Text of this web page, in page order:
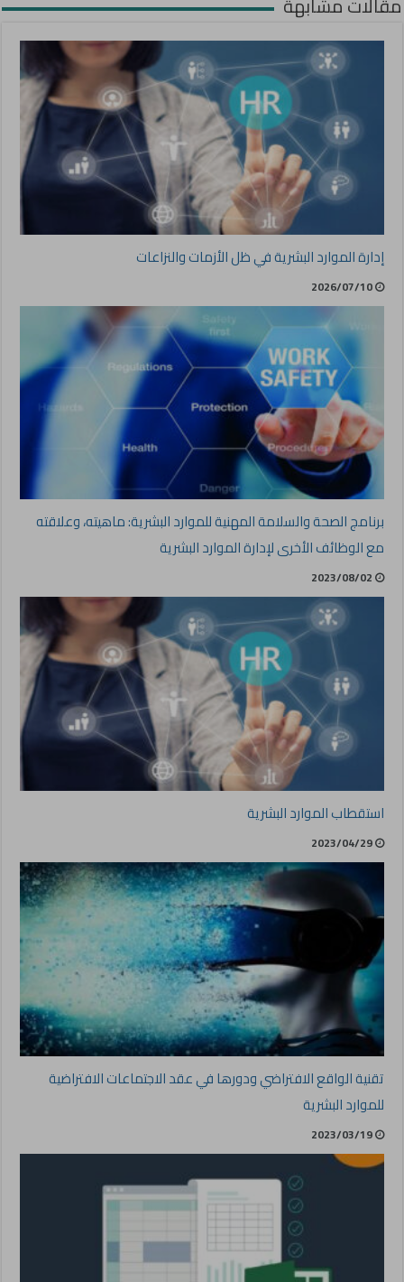
إدارة الموارد البشرية في ظل الأزمات والنزاعات
2026/07/10
برنامج الصحة والسلامة المهنية للموارد البشرية: ماهيته، وعلاقته
مع الوظائف الأخرى لإدارة الموارد البشرية
2023/08/02
استقطاب الموارد البشرية
2023/04/29
تقنية الواقع الافتراضي ودورها في عقد الاجتماعات الافتراضية
للموارد البشرية
2023/03/19